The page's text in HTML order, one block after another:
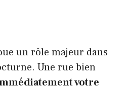
un rôle majeur dans
Une rue bien
votre